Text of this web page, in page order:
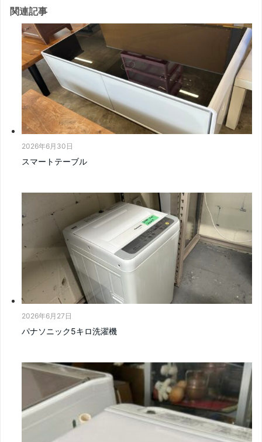
関連記事
2026年6月30日
スマートテーブル
2026年6月27日
パナソニック5キロ洗濯機